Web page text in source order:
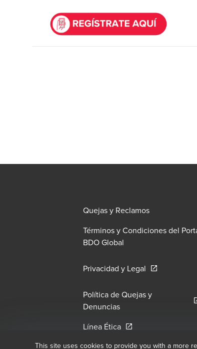
Quejas y Reclamos
Términos y Condiciones del
BDO Global
Privacidad y Legal Opens in a
Política de Quejas y
DenunciasOpens in a new
Línea ÉticaOpens in a new
This site uses cookies to provide you with a more